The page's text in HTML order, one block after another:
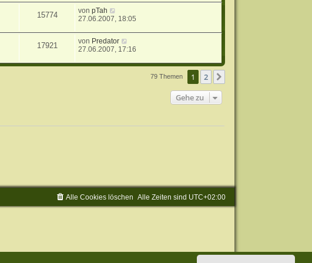
15774 vonpTah
27.06.2007, 18:05
17921 von Predator
27.06.2007, 17:16
79 Themen 1 2
Gehe zu
Alle Zeiten sind UTC+02:00
Alle Cookies löschen